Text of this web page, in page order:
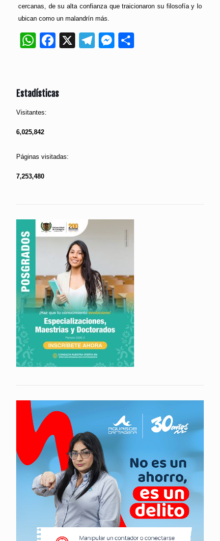
cercanas, de su alta confianza que traicionaron su filosofía y lo
ubican como un malandrín más.
WhatsApp
Facebook
X Telegram
Messenger
Estadísticas
Visitantes:
6,025,842
Páginas visitadas:
7,253,480